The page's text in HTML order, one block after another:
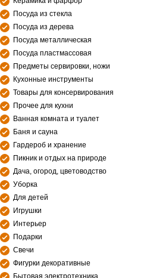
Посуда из стекла
Посуда из дерева
Посуда металлическая
Посуда пластмассовая
Предметы сервировки, ножи
Кухонные инструменты
Товары для консервирования
Прочее для кухни
Ванная комната и туалет
Баня и сауна
Гардероб и хранение
Пикник и отдых на природе
Дача, огород, цветоводство
Уборка
Для детей
Игрушки
Интерьер
Подарки
Свечи
Фигурки декоративные
Бытовая электротехника